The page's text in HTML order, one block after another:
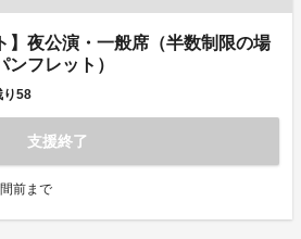
】夜公演・一般席（半数制限の場
フレット）
58
支援終了
前まで